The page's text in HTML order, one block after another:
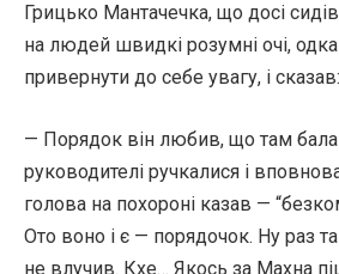
Грицько Мантачечка, що досі
на людей швидкі розумні очі,
привернути до себе увагу, і сказав:
— Порядок він любив, що там
руководителі ручкалися і
голова на похороні казав —
Ото воно і є — порядочок. Ну раз
не влучив. Кхе… Якось за Махна